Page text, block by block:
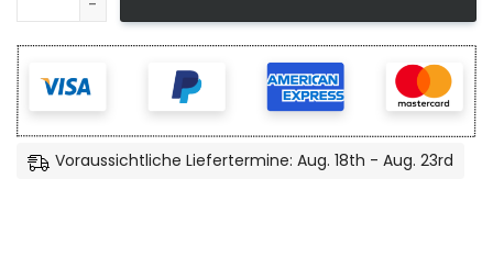
Voraussichtliche Liefertermine: Aug. 18th - Aug. 23rd